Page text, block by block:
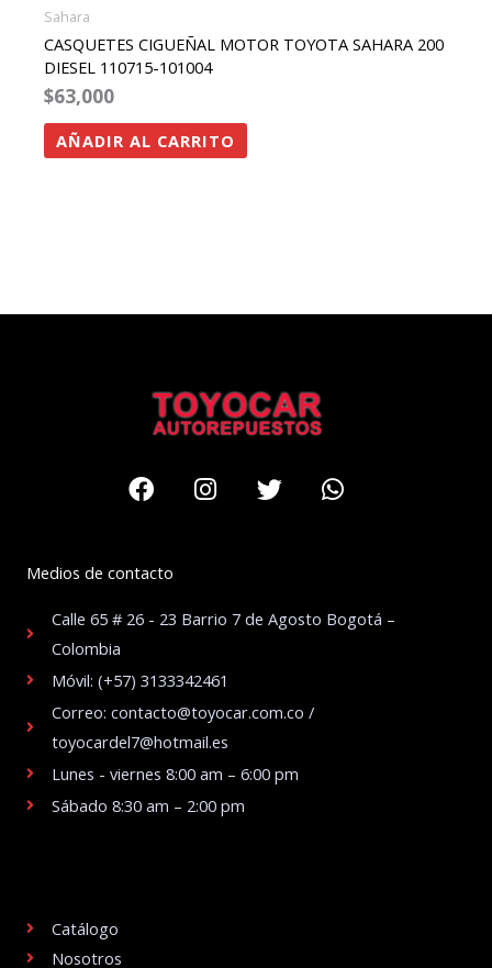
Sahara
CASQUETES CIGUEÑAL MOTOR TOYOTA SAHARA 200
DIESEL 110715-101004
$63,000
AÑADIR AL CARRITO
FacebookInstagram
TwitterWhatsapp
Medios de contacto
Calle 65 # 26 - 23 Barrio 7 de Agosto Bogotá –
Colombia
Móvil: (+57) 3133342461
Correo: contacto@toyocar.com.co /
toyocardel7@hotmail.es
Lunes - viernes 8:00 am – 6:00 pm
Sábado 8:30 am – 2:00 pm
Catálogo
Nosotros